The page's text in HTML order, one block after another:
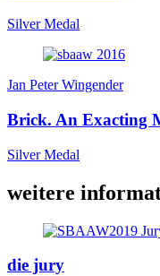
Silver Medal
Jan Peter Wingender
Brick. An Exacting
Silver Medal
weitere
die jury